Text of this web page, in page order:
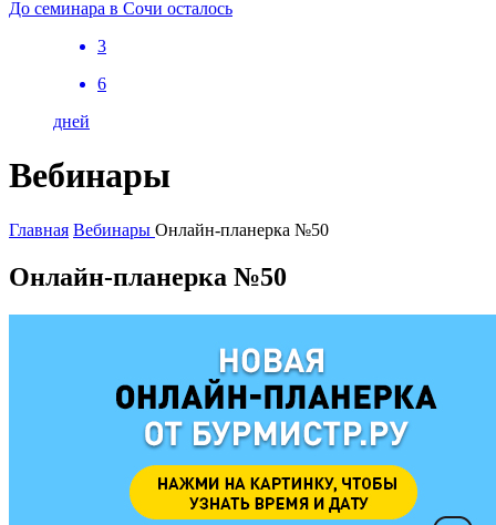
До семинара в Сочи осталось
3
6
дней
Вебинары
Главная Вебинары Онлайн-планерка №50
Онлайн-планерка №50